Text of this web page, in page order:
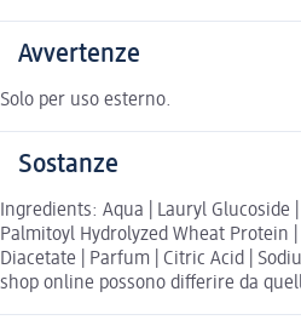
Avvertenze
Solo per uso esterno.
Sostanze
Ingredients: Aqua | Lauryl
Palmitoyl Hydrolyzed Wheat Protein
Diacetate | Parfum | Citric Acid |
shop online possono differire da